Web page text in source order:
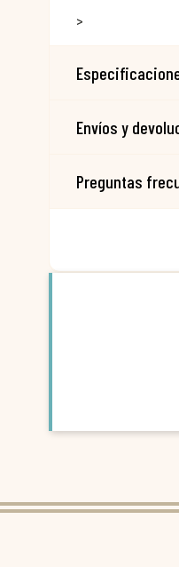
>
Envíos y
Preguntas